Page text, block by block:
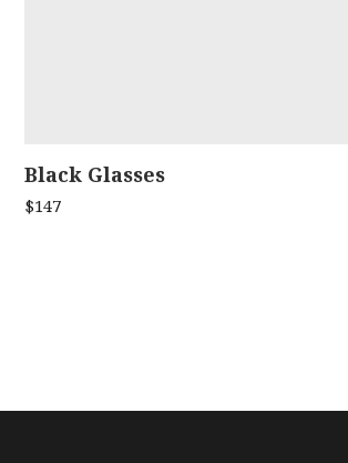
Black Glasses
$147